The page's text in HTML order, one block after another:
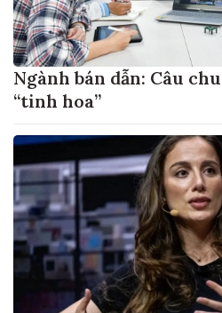
Ngành bán dẫn: Câu
“tinh hoa”